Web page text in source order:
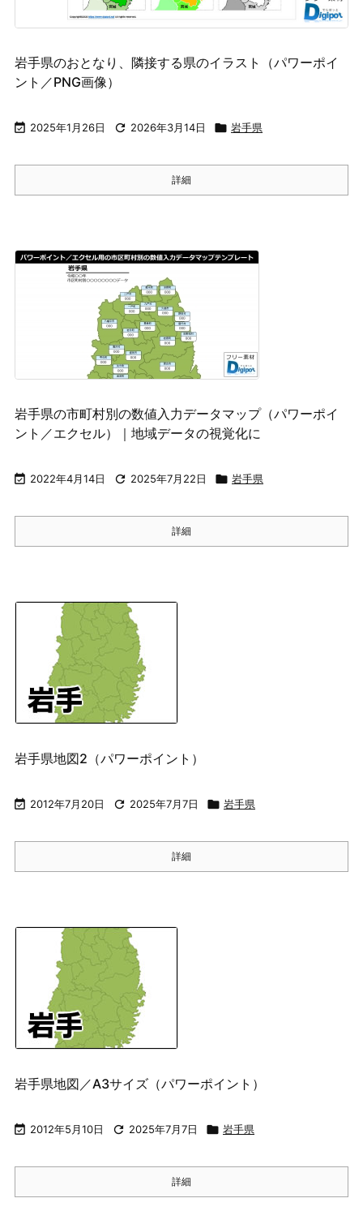
岩手県のおとなり、隣接する県のイラスト（パワーポイ
ント／PNG画像）
 2025年1月26日  2026年3月14日  岩手県
詳細
岩手県の市町村別の数値入力データマップ（パワーポイ
ント／エクセル）｜地域データの視覚化に
 2022年4月14日  2025年7月22日  岩手県
詳細
岩手県地図2（パワーポイント）
 2012年7月20日  2025年7月7日  岩手県
詳細
岩手県地図／A3サイズ（パワーポイント）
 2012年5月10日  2025年7月7日  岩手県
詳細